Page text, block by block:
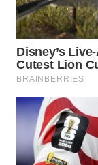
WN
SURABAYA
WN
NATUNA
WN
BINTAN
WN